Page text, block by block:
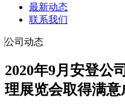
最新动态
联系我们
公司动态
2020年9月安登公
理展览会取得满意